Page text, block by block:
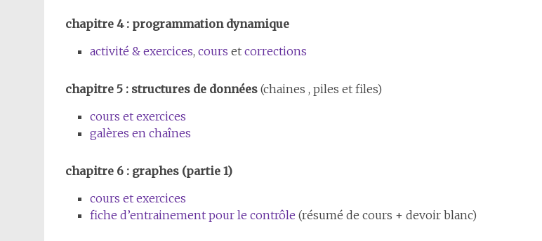
chapitre 4 : programmation dynamique
activité & exercices, cours et corrections
chapitre 5 : structures de données (chaines , piles et files)
cours et exercices
galères en chaînes
chapitre 6 : graphes (partie 1)
cours et exercices
fiche d’entrainement pour le contrôle (résumé de cours + devoir blanc)